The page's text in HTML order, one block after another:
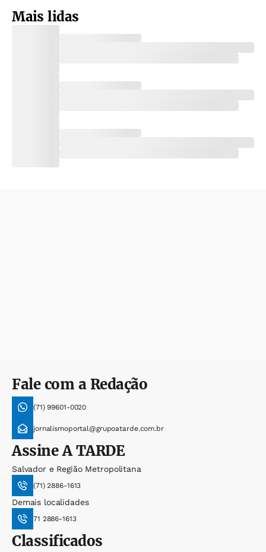
Mais lidas
Fale com a Redação
(71) 99601-0020
jornalismoportal@grupoatarde.com.br
AssineA TARDE
Salvador e Região Metropolitana
(71) 2886-1613
Demais localidades
71 2886-1613
Classificados